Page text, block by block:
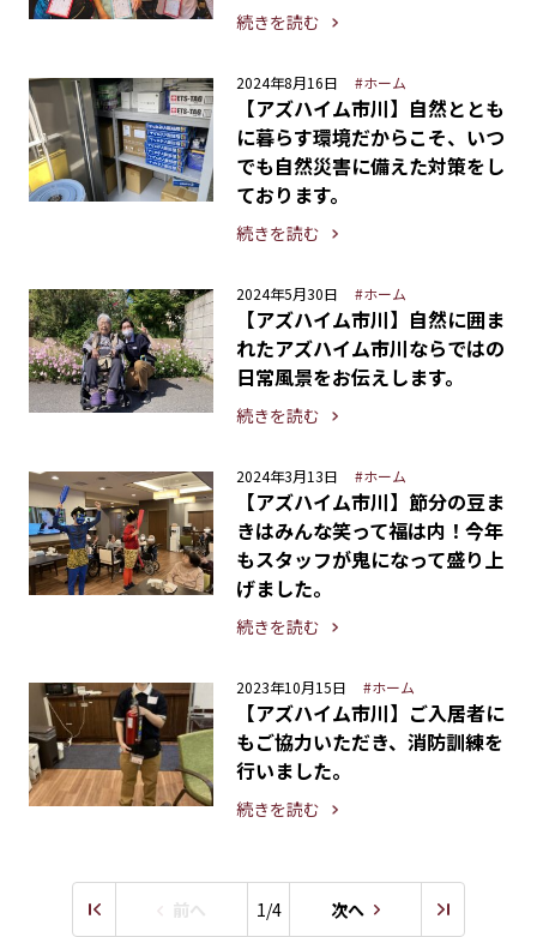
続きを読む
2024年8月16日 #ホーム
【アズハイム市川】自然ととも
に暮らす環境だからこそ、いつ
でも自然災害に備えた対策をし
ております。
続きを読む
2024年5月30日 #ホーム
【アズハイム市川】自然に囲ま
れたアズハイム市川ならではの
日常風景をお伝えします。
続きを読む
2024年3月13日 #ホーム
【アズハイム市川】節分の豆ま
きはみんな笑って福は内！今年
もスタッフが鬼になって盛り上
げました。
続きを読む
2023年10月15日 #ホーム
【アズハイム市川】ご入居者に
もご協力いただき、消防訓練を
行いました。
続きを読む
前へ 1/4 次へ